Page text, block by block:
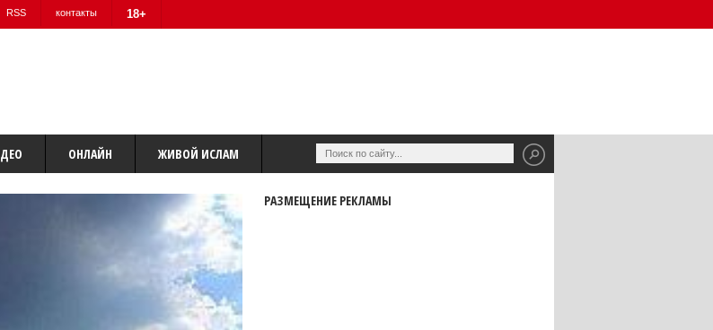
RSS контакты 18+
ОНЛАЙН ЖИВОЙ ИСЛАМ
РАЗМЕЩЕНИЕ РЕКЛАМЫ